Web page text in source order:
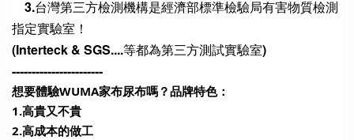
3.台灣第三方檢測機構是經濟部標準檢驗局有害物質檢測
指定實驗室！
(Interteck & SGS....等都為第三方測試實驗室)
-----------------------
想要體驗WUMA家布尿布嗎？品牌特色：
1.高貴又不貴
2.高成本的做工